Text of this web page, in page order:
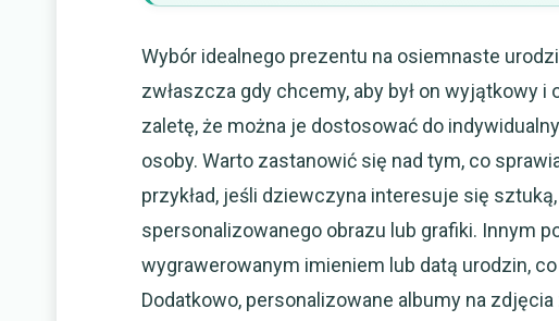
Wybór idealnego prezentu na osiemnaste
zwłaszcza gdy chcemy, aby był on wyjątkowy
zaletę, że można je dostosować do
osoby. Warto zastanowić się nad tym, co
przykład, jeśli dziewczyna interesuje się
spersonalizowanego obrazu lub grafiki. Innym
wygrawerowanym imieniem lub datą urodzin,
Dodatkowo, personalizowane albumy na